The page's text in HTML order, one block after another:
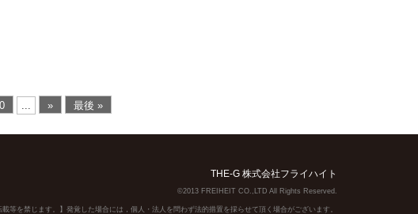
... » 最後 »
THE-G 株式会社フライハイト
©2013 FREIHEIT CO.,LTD All Rights Reserved.
等を禁じます。】発覚した場合には，個人・法人を問わず法的措置を採らせて頂く場合がございます。